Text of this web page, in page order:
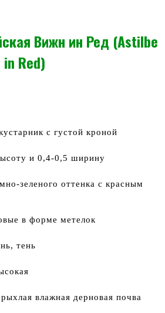
Вижн ин Ред (Astilbe
Red)
с густой кроной
и 0,4-0,5 ширину
зеленого оттенка с красным
в форме метелок
тень
влажная дерновая почва